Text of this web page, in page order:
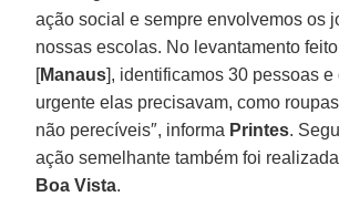
ação social e sempre envolvemos os
nossas escolas. No levantamento
[Manaus], identificamos 30 pessoas e
urgente elas precisavam, como
não perecíveis″, informa Printes.
ação semelhante também foi
Boa Vista.